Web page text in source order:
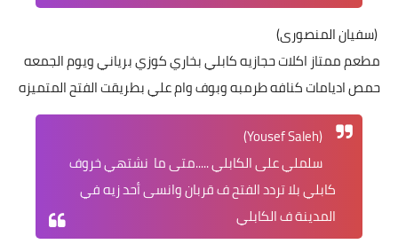
(سفيان المنصورى)
مطعم ممتاز اكلات حجازيه كابلي بخاري كوزي برياني ويوم الجمعه
حمص اديامات كنافه طرمبه وبوف وام علي بطريقت الفتح المتميزه
(Yousef Saleh)
سلملي على الكابلي .....متى ما نشتهي خروف
كابلي بلا تردد الفتح ف قربان وانسى أحد زيه في
المدينة ف الكابلي